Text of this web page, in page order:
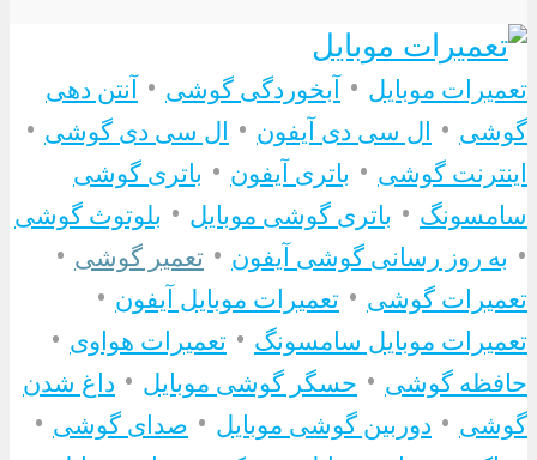
تعمیرات موبایل • آبخوردگی گوشی • آنتن دهی
گوشی • ال سی دی آیفون • ال سی دی گوشی •
اینترنت گوشی • باتری آیفون • باتری گوشی
سامسونگ • باتری گوشی موبایل • بلوتوث گوشی
• به روز رسانی گوشی آیفون • تعمیر گوشی •
تعمیرات گوشی • تعمیرات موبایل آیفون •
تعمیرات موبایل سامسونگ • تعمیرات هواوی •
حافظه گوشی • حسگر گوشی موبایل • داغ شدن
گوشی • دوربین گوشی موبایل • صدای گوشی •